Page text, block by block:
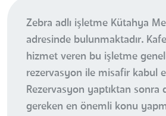
Zebra adlı işletme Kütahya
adresinde bulunmaktadır.
hizmet veren bu işletme
rezervasyon ile misafir kabul
Rezervasyon yaptıktan sonra
gereken en önemli konu